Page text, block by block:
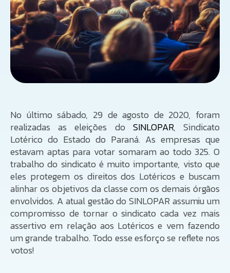
No último sábado, 29 de agosto de 2020, foram
realizadas as eleições do SINLOPAR, Sindicato
Lotérico do Estado do Paraná. As empresas que
estavam aptas para votar somaram ao todo 325. O
trabalho do sindicato é muito importante, visto que
eles protegem os direitos dos Lotéricos e buscam
alinhar os objetivos da classe com os demais órgãos
envolvidos. A atual gestão do SINLOPAR assumiu um
compromisso de tornar o sindicato cada vez mais
assertivo em relação aos Lotéricos e vem fazendo
um grande trabalho. Todo esse esforço se reflete nos
votos!